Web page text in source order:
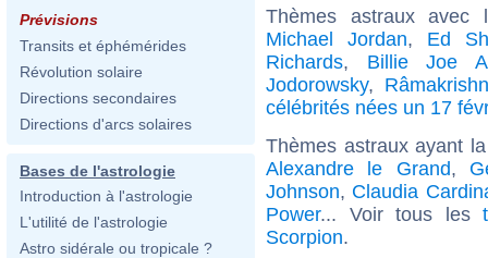
Prévisions
Transits et éphémérides
Révolution solaire
Directions secondaires
Directions d'arcs solaires
Bases de l'astrologie
Introduction à l'astrologie
L'utilité de l'astrologie
Astro sidérale ou tropicale ?
Thèmes astraux
Michael Jordan, Ed
Richards, Billie Joe
Jodorowsky,
célébrités nées un 17
Thèmes astraux ayant
Alexandre le Grand,
Johnson, Claudia
Power... Voir tous les
Scorpion.